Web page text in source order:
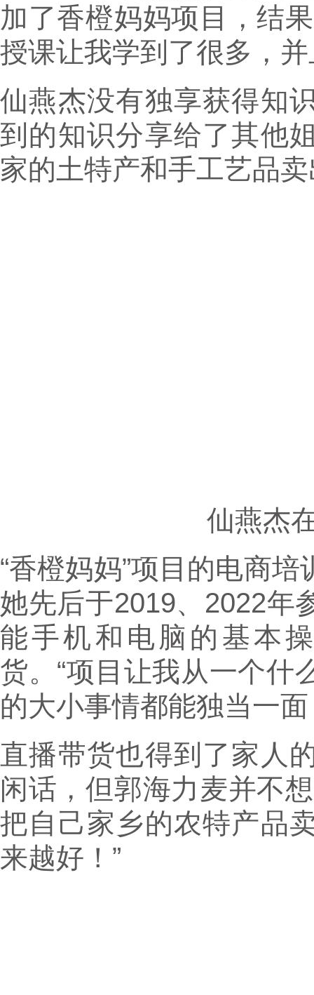
加了香橙妈妈项目，结
授课让我学到了很多，
仙燕杰没有独享获得知
到的知识分享给了其他
家的土特产和手工艺品
仙燕杰
“香橙妈妈”项目的电商
她先后于2019、2022年
能手机和电脑的基本
货。“项目让我从一个什
的大小事情都能独当一
直播带货也得到了家人
闲话，但郭海力麦并不
把自己家乡的农特产品
来越好！”